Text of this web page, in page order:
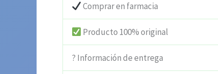
Comprar en farmacia
Producto 100% original
? Información de entrega